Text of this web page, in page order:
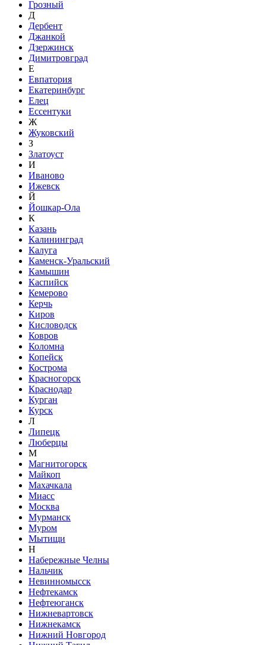
Грозный
Д
Дербент
Джанкой
Дзержинск
Димитровград
Е
Евпатория
Екатеринбург
Елец
Ессентуки
Ж
Жуковский
З
Златоуст
И
Иваново
Ижевск
Й
Йошкар-Ола
К
Казань
Калининград
Калуга
Каменск-Уральский
Камышин
Каспийск
Кемерово
Керчь
Киров
Кисловодск
Ковров
Коломна
Копейск
Кострома
Красногорск
Краснодар
Курган
Курск
Л
Липецк
Люберцы
М
Магнитогорск
Майкоп
Махачкала
Миасс
Москва
Мурманск
Муром
Мытищи
Н
Набережные Челны
Нальчик
Невинномысск
Нефтекамск
Нефтеюганск
Нижневартовск
Нижнекамск
Нижний Новгород